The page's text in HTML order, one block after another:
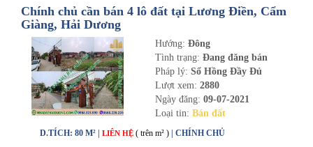
Chính chủ cần bán 4 lô đất tại Lương Điền, Cẩm
Giàng, Hải Dương
Hướng: Đông
Tình trạng: Đang đăng bán
Pháp lý: Sổ Hồng Đầy Đủ
Lượt xem: 2880
Ngày đăng: 09-07-2021
Loại tin: Bán đất
D.TÍCH: 80 M² | LIÊN HỆ ( trên m² ) | CHÍNH CHỦ